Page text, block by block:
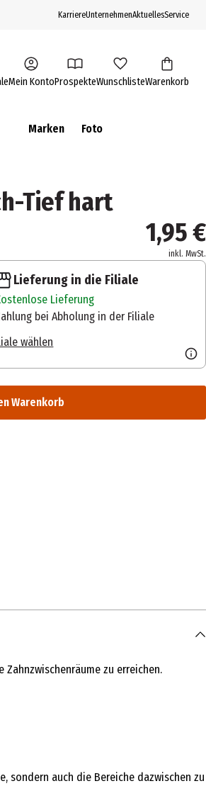
KarriereUnternehmenAktuellesService
Mein KontoProspekteWunschlisteWarenkorb
Marken Foto
Tief hart
1,95 €
inkl. MwSt.
Lieferung in die Filiale
Lieferung
bei Abholung in der Filiale
wählen
Warenkorb
zu erreichen.
sondern auch die Bereiche dazwischen zu